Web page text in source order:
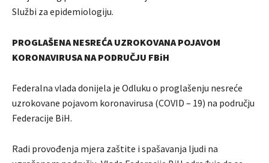
Službi za epidemiologiju.
PROGLAŠENA NESREĆA UZROKOVANA POJAVOM
KORONAVIRUSA NA PODRUČJU FBiH
Federalna vlada donijela je Odluku o proglašenju nesreće
uzrokovane pojavom koronavirusa (COVID – 19) na području
Federacije BiH.
Radi provođenja mjera zaštite i spašavanja ljudi na